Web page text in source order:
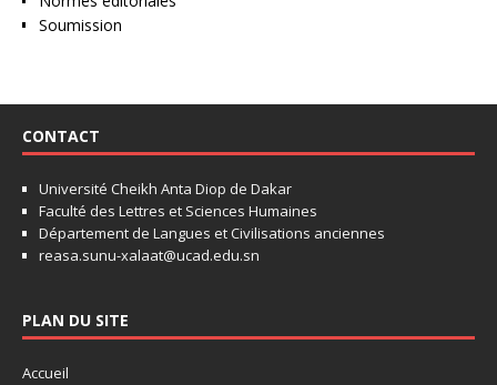
Soumission
CONTACT
Université Cheikh Anta Diop de Dakar
Faculté des Lettres et Sciences Humaines
Département de Langues et Civilisations anciennes
reasa.sunu-xalaat@ucad.edu.sn
PLAN DU SITE
Accueil